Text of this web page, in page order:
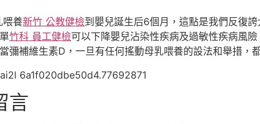
養新竹 公教健檢到嬰兒誕生后6個月，這點是我們反復
竹科 員工健檢可以下降嬰兒沾染性疾病及過敏性疾病風
彌補維生素D，一旦有任何搖動母乳喂養的設法和舉措，
6a1f020dbe50d4.77692871
言